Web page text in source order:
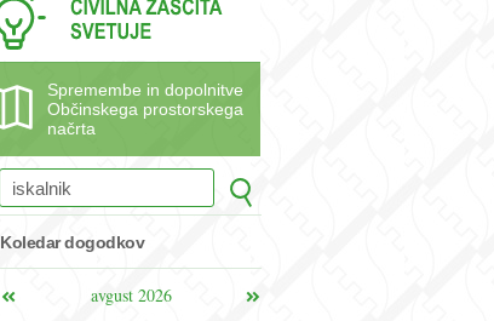
Spremembe in dopolnitve
Občinskega prostorskega
načrta
Koledar dogodkov
avgust 2026